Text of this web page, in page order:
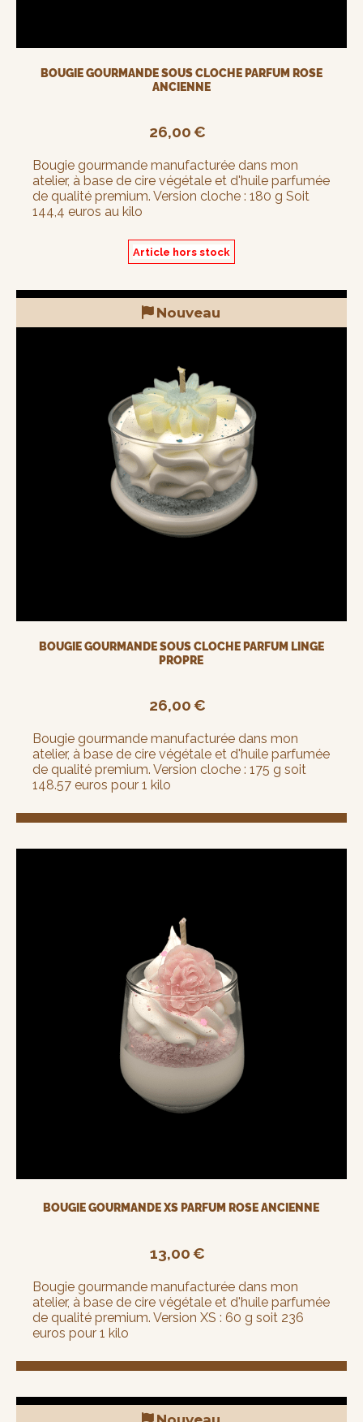
BOUGIE GOURMANDE SOUS CLOCHE PARFUM ROSE
ANCIENNE
26,00€
Bougie gourmande manufacturée dans mon
atelier, à base de cire végétale et d'huile parfumée
de qualité premium. Version cloche : 180 g Soit
144,4 euros au kilo
Article hors stock
Nouveau
BOUGIE GOURMANDE SOUS CLOCHE PARFUM LINGE
PROPRE
26,00€
Bougie gourmande manufacturée dans mon
atelier, à base de cire végétale et d'huile parfumée
de qualité premium. Version cloche : 175 g soit
148.57 euros pour 1 kilo
BOUGIE GOURMANDE XS PARFUM ROSE ANCIENNE
13,00€
Bougie gourmande manufacturée dans mon
atelier, à base de cire végétale et d'huile parfumée
de qualité premium. Version XS : 60 g soit 236
euros pour 1 kilo